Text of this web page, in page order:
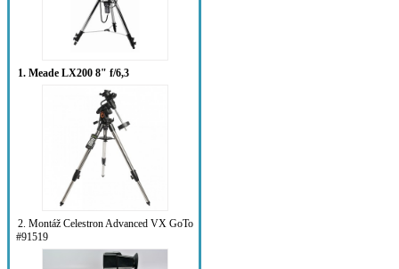
1. Meade LX200 8" f/6,3
2. Montáž Celestron Advanced VX GoTo
#91519